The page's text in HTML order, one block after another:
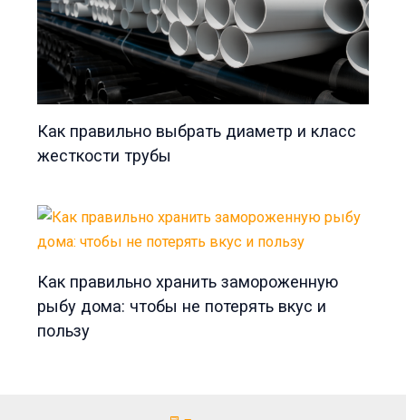
Как правильно выбрать диаметр и класс
жесткости трубы
Как правильно хранить замороженную
рыбу дома: чтобы не потерять вкус и
пользу